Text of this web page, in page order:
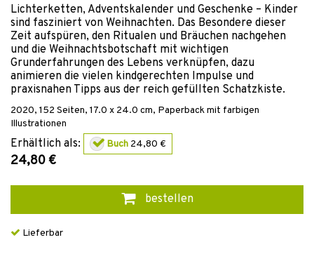
Lichterketten, Adventskalender und Geschenke – Kinder
sind fasziniert von Weihnachten. Das Besondere dieser
Zeit aufspüren, den Ritualen und Bräuchen nachgehen
und die Weihnachtsbotschaft mit wichtigen
Grunderfahrungen des Lebens verknüpfen, dazu
animieren die vielen kindgerechten Impulse und
praxisnahen Tipps aus der reich gefüllten Schatzkiste.
2020, 152 Seiten, 17.0 x 24.0 cm, Paperback mit farbigen
Illustrationen
Erhältlich als: Buch 24,80 €
24,80 €
bestellen
Lieferbar